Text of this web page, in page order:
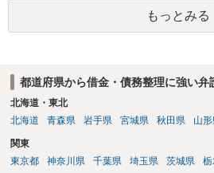
もっとみる
都道府県から借金・債務整理に強い弁
北海道・東北
北海道
青森県 岩手県 宮城県 秋田県 山
関東
東京都
神奈川県 千葉県 埼玉県 茨城県